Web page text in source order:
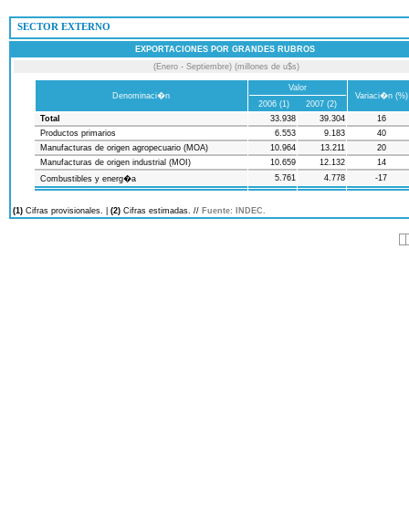
 SECTOR EXTERNO
EXPORTACIONES POR GRANDES RUBROS
(Enero - Septiembre) (millones de u$s)
Denominaci�n
Valor
2006 (1)
2007 (2)
Variaci�n (%)
Total 33.938 39.304
16
Productos primarios
6.553 9.183
40
Manufacturas de origen agropecuario (MOA)
10.964 13.211
20
Manufacturas de origen industrial (MOI)
10.659 12.132
14
Combustibles y energ�a
5.761 4.778 -17
(1) Cifras provisionales. | (2) Cifras estimadas. // Fuente: INDEC.